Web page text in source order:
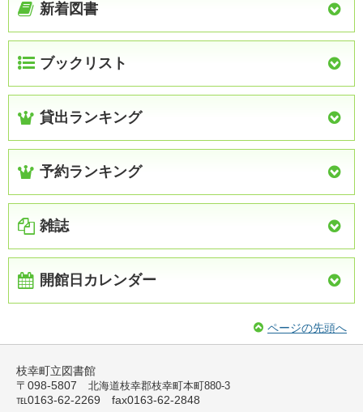
新着図書
ブックリスト
貸出ランキング
予約ランキング
雑誌
開館日カレンダー
ページの先頭へ
枝幸町立図書館
〒098-5807 北海道枝幸郡枝幸町本町880-3
℡0163-62-2269 fax0163-62-2848